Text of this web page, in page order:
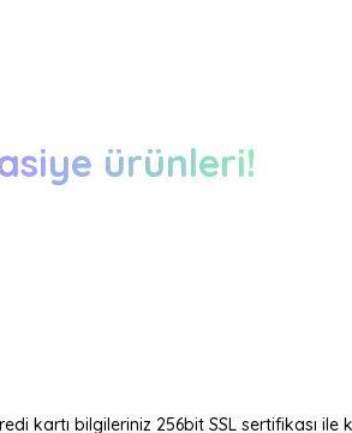
ürünleri!
kartı bilgileriniz 256bit SSL sertifikası ile